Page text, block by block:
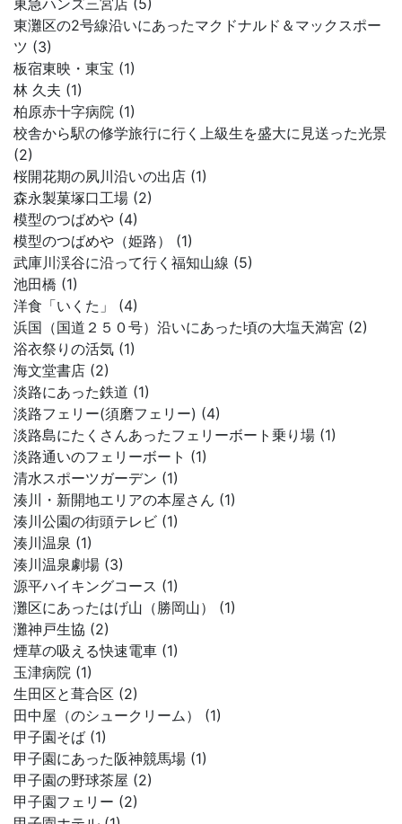
東急ハンズ三宮店 (5)
東灘区の2号線沿いにあったマクドナルド＆マックスポー
ツ (3)
板宿東映・東宝 (1)
林 久夫 (1)
柏原赤十字病院 (1)
校舎から駅の修学旅行に行く上級生を盛大に見送った光景
(2)
桜開花期の夙川沿いの出店 (1)
森永製菓塚口工場 (2)
模型のつばめや (4)
模型のつばめや（姫路） (1)
武庫川渓谷に沿って行く福知山線 (5)
池田橋 (1)
洋食「いくた」 (4)
浜国（国道２５０号）沿いにあった頃の大塩天満宮 (2)
浴衣祭りの活気 (1)
海文堂書店 (2)
淡路にあった鉄道 (1)
淡路フェリー(須磨フェリー) (4)
淡路島にたくさんあったフェリーボート乗り場 (1)
淡路通いのフェリーボート (1)
清水スポーツガーデン (1)
湊川・新開地エリアの本屋さん (1)
湊川公園の街頭テレビ (1)
湊川温泉 (1)
湊川温泉劇場 (3)
源平ハイキングコース (1)
灘区にあったはげ山（勝岡山） (1)
灘神戸生協 (2)
煙草の吸える快速電車 (1)
玉津病院 (1)
生田区と葺合区 (2)
田中屋（のシュークリーム） (1)
甲子園そば (1)
甲子園にあった阪神競馬場 (1)
甲子園の野球茶屋 (2)
甲子園フェリー (2)